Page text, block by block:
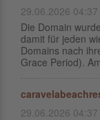
29.06.2026 04:37
Die Domain
damit für jeden
Domains nach
Grace Period).
29.06.2026 04:37